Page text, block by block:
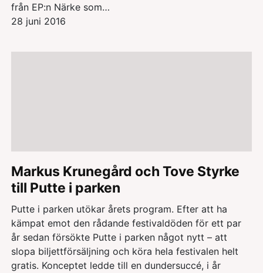
från EP:n Närke som…
28 juni 2016
Markus Krunegård och Tove Styrke
till Putte i parken
Putte i parken utökar årets program. Efter att ha
kämpat emot den rådande festivaldöden för ett par
år sedan försökte Putte i parken något nytt – att
slopa biljettförsäljning och köra hela festivalen helt
gratis. Konceptet ledde till en dundersuccé, i år